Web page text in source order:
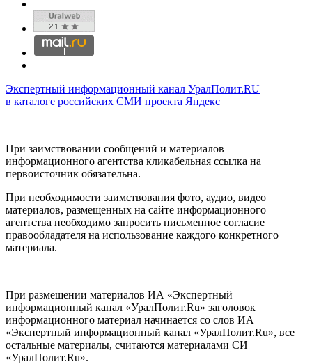
Экспертный информационный канал УралПолит.RU
в каталоге российских СМИ проекта Яндекс
При заимствовании сообщений и материалов
информационного агентства кликабельная ссылка на
первоисточник обязательна.
При необходимости заимствования фото, аудио, видео
материалов, размещенных на сайте информационного
агентства необходимо запросить письменное согласие
правообладателя на использование каждого конкретного
материала.
При размещении материалов ИА «Экспертный
информационный канал «УралПолит.Ru» заголовок
информационного материал начинается со слов ИА
«Экспертный информационный канал «УралПолит.Ru», все
остальные материалы, считаются материалами СИ
«УралПолит.Ru».